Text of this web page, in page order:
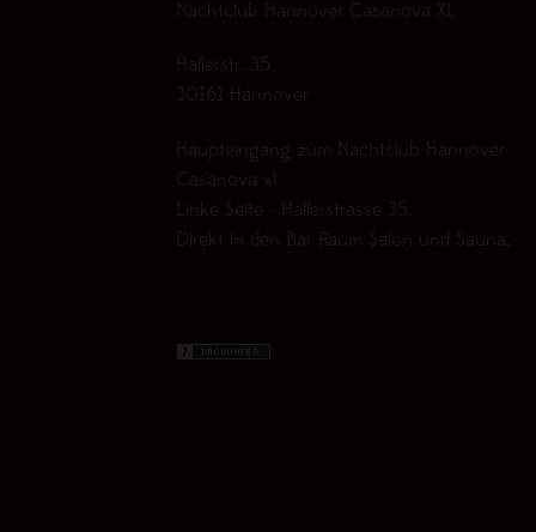
Nachtclub Hannover Casanova XL
Hallerstr. 35
30161 Hannover
Haupteingang zum Nachtclub Hannover
Casanova xl
Linke Seite - Hallerstrasse 35.
Direkt in den Bar Raum Salon und Sauna.